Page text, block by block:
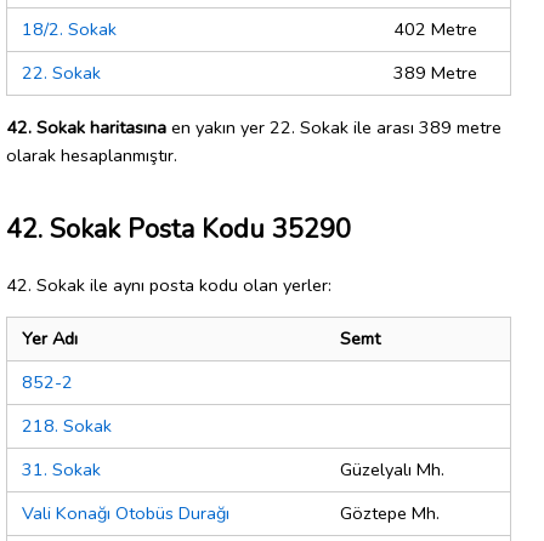
18/2. Sokak
402 Metre
22. Sokak
389 Metre
42. Sokak haritasına en yakın yer 22. Sokak ile arası 389 metre
olarak hesaplanmıştır.
42. Sokak Posta Kodu 35290
42. Sokak ile aynı posta kodu olan yerler:
Yer Adı
Semt
852-2
218. Sokak
31. Sokak
Güzelyalı Mh.
Vali Konağı Otobüs Durağı
Göztepe Mh.